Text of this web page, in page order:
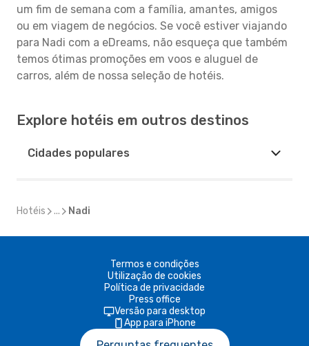
um fim de semana com a família, amantes, amigos
ou em viagem de negócios. Se você estiver viajando
para Nadi com a eDreams, não esqueça que também
temos ótimas promoções em voos e aluguel de
carros, além de nossa seleção de hotéis.
Explore hotéis em outros destinos
Cidades populares
Hotéis ... Nadi
Termos e condições
Utilização de cookies
Política de privacidade
Press office
Versão para desktop
App para iPhone